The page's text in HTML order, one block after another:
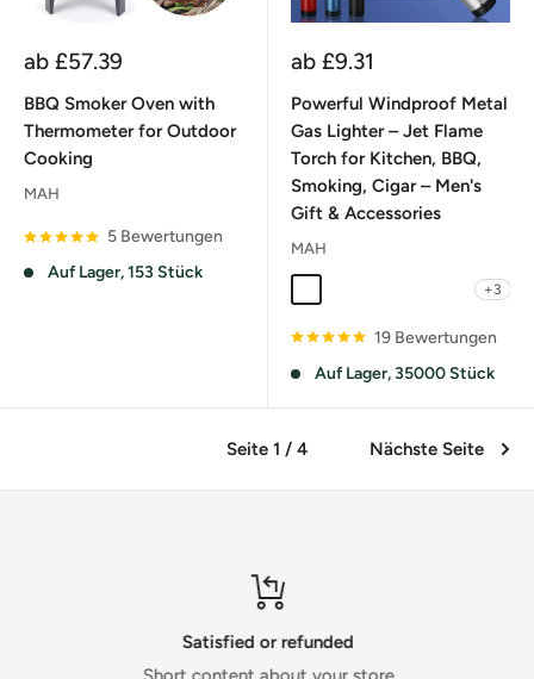
Sonderpreis
ab £57.39
BBQ Smoker Oven with
Thermometer for Outdoor
Cooking
MAH
5 Bewertungen
Auf Lager, 153 Stück
Sonderpreis
ab £9.31
Powerful Windproof Metal
Gas Lighter – Jet Flame
Torch for Kitchen, BBQ,
Smoking, Cigar – Men's
Gift & Accessories
MAH
293 Black
+3
19 Bewertungen
Auf Lager, 35000 Stück
Seite 1 / 4 Nächste Seite
Satisfied or refunded